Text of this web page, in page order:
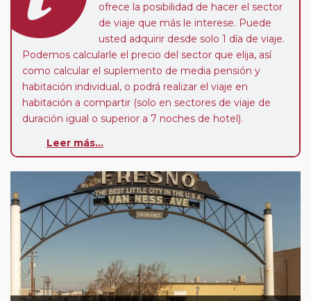
ofrece la posibilidad de hacer el sector
de viaje que más le interese. Puede
usted adquirir desde solo 1 día de viaje.
Podemos calcularle el precio del sector que elija, así
como calcular el suplemento de media pensión y
habitación individual, o podrá realizar el viaje en
habitación a compartir (solo en sectores de viaje de
duración igual o superior a 7 noches de hotel).
año, ofrece a los pasajeros que ya hayan viajado con
nuestro Club de Pasajeros (cuya obtención se realiza
tras rellenar el cuestionario de satisfacción en "Mi viaje")
o los que estén en luna de miel contarán con un
descuento del 5%.
Leer más...